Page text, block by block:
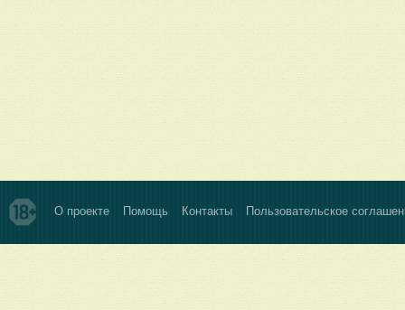
О проекте Помощь Контакты Пользовательское